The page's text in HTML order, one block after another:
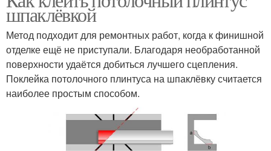
шпаклёвкой
Метод подходит для ремонтных работ, когда к финишной
отделке ещё не приступали. Благодаря необработанной
поверхности удаётся добиться лучшего сцепления.
Поклейка потолочного плинтуса на шпаклёвку считается
наиболее простым способом.